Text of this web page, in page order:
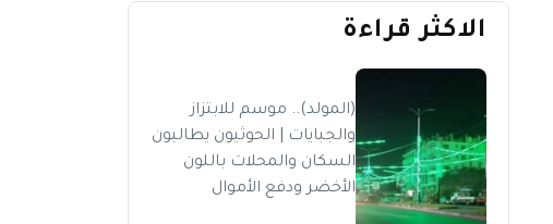
الاكثر قراءة
(المولد).. موسم للابتزاز
والجبايات | الحوثيون يطالبون
السكان والمحلات باللون
الأخضر ودفع الأموال